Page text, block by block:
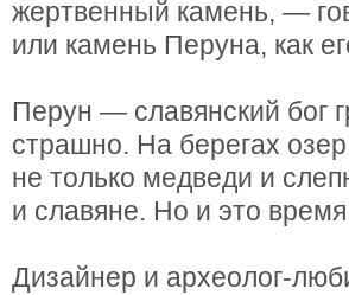
жертвенный камень, —
или камень Перуна, как
Перун — славянский бог
страшно. На берегах
не только медведи и
и славяне. Но и это
Дизайнер и археолог-